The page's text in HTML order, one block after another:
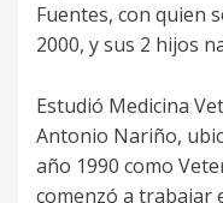
Fuentes, con quien
2000, y sus 2 hijos
Estudió Medicina
Antonio Nariño,
año 1990 como
comenzó a trabajar